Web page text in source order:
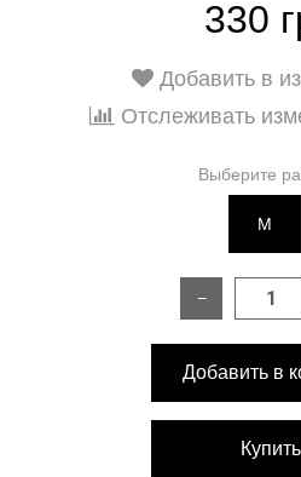
330
Добавить в
Отслеживать
Выберите
M
−
Добавить в
Купить